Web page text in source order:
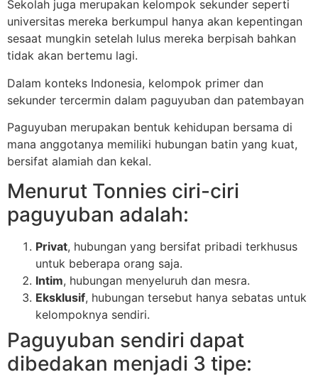
Sekolah juga merupakan kelompok sekunder seperti
universitas mereka berkumpul hanya akan kepentingan
sesaat mungkin setelah lulus mereka berpisah bahkan
tidak akan bertemu lagi.
Dalam konteks Indonesia, kelompok primer dan
sekunder tercermin dalam paguyuban dan patembayan
Paguyuban merupakan bentuk kehidupan bersama di
mana anggotanya memiliki hubungan batin yang kuat,
bersifat alamiah dan kekal.
Menurut Tonnies ciri-ciri
paguyuban adalah:
Privat, hubungan yang bersifat pribadi terkhusus
untuk beberapa orang saja.
Intim, hubungan menyeluruh dan mesra.
Eksklusif, hubungan tersebut hanya sebatas untuk
kelompoknya sendiri.
Paguyuban sendiri dapat
dibedakan menjadi 3 tipe: